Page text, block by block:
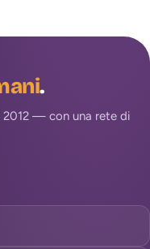
.
2012 — con una rete di